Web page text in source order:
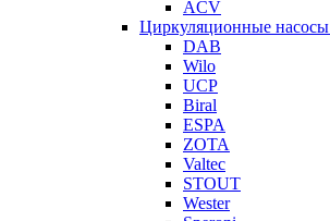
ACV
Циркуляционные насосы
DAB
Wilo
UCP
Biral
ESPA
ZOTA
Valtec
STOUT
Wester